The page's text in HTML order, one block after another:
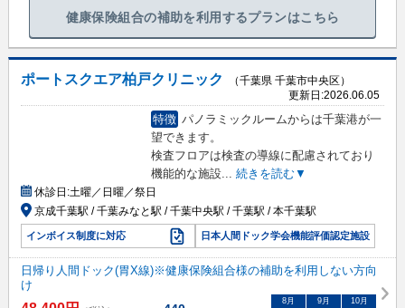
健康保険組合の補助を利用するプランはこちら
ポートスクエア柏戸クリニック
（千葉県 千葉市中央区）
更新日:2026.06.05
特徴 パノラミックルームからは千葉港が一
望できます。
検査フロアは検査の導線に配慮されており
機能的な施設... 続きを読む▼
休診日:土曜／日曜／祭日
京成千葉駅 / 千葉みなと駅 / 千葉中央駅 / 千葉駅 / 本千葉駅
インボイス制度に対応 日本人間ドック学会機能評価認定施設
日帰り人間ドック(胃X線)※健康保険組合様の補助を利用しない方向
け
8 月 9 月 10月